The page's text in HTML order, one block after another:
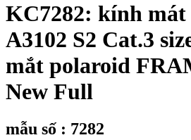
KC7282: kính mát
A3102 S2 Cat.3
mắt polaroid
New Full
mẫu số : 7282